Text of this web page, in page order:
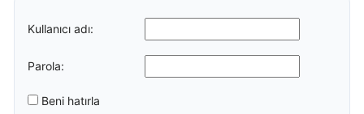
Kullanıcı adı:
Parola:
Beni hatırla